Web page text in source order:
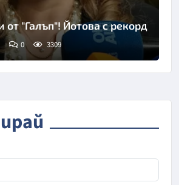
от "Галъп"! Йотова с рекорд
0 3309